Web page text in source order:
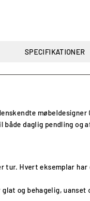
SPECIFIKATIONER
møbeldesigner
daglig pendling og
Hvert eksemplar
og behagelig, uanset